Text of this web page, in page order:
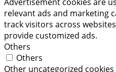
relevant ads and marketing
track visitors across
provide customized ads.
Others
Others
Other uncategorized